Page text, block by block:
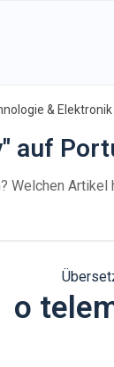
& Elektronik
auf
Welchen Artikel
o